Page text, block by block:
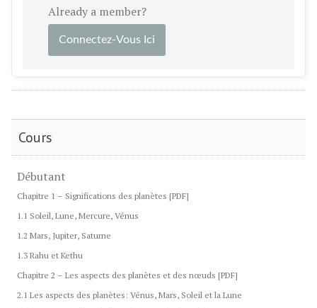
Already a member?
Connectez-Vous Ici
Cours
Débutant
Chapitre 1 – Significations des planètes [PDF]
1.1 Soleil, Lune, Mercure, Vénus
1.2 Mars, Jupiter, Saturne
1.3 Rahu et Kethu
Chapitre 2 – Les aspects des planètes et des nœuds [PDF]
2.1 Les aspects des planètes: Vénus, Mars, Soleil et la Lune